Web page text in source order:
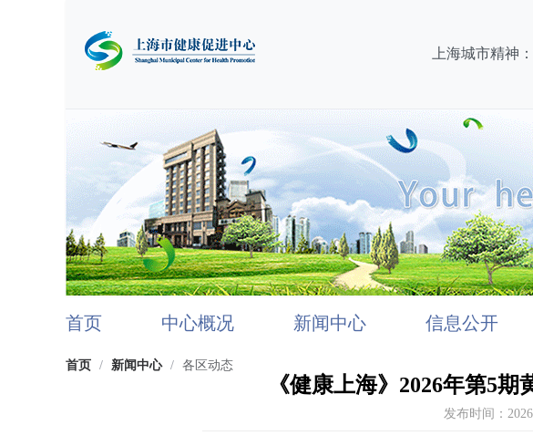
上海城市精神
首页 中心概况 新闻中心 信息公开
首页 / 新闻中心 / 各区动态
《健康上海》2026年第5
发布时间：